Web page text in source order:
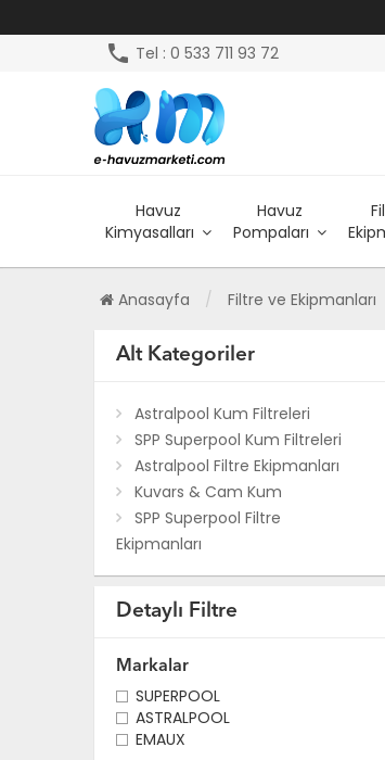
phone Tel : 0 533 711 93 72
Havuz
Kimyasalları
Havuz
Pompaları
Anasayfa Filtre ve Ekipmanları
Alt Kategoriler
Astralpool Kum Filtreleri
SPP Superpool Kum Filtreleri
Astralpool Filtre Ekipmanları
Kuvars & Cam Kum
SPP Superpool Filtre
Ekipmanları
Detaylı Filtre
Markalar
SUPERPOOL
ASTRALPOOL
EMAUX